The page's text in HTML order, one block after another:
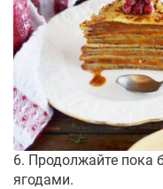
6. Продолжайте пока
ягодами.